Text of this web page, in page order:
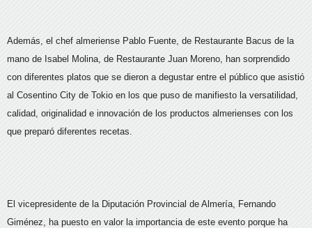
Además, el chef almeriense Pablo Fuente, de Restaurante Bacus de la
mano de Isabel Molina, de Restaurante Juan Moreno, han sorprendido
con diferentes platos que se dieron a degustar entre el público que asistió
al Cosentino City de Tokio en los que puso de manifiesto la versatilidad,
calidad, originalidad e innovación de los productos almerienses con los
que preparó diferentes recetas.
El vicepresidente de la Diputación Provincial de Almería, Fernando
Giménez, ha puesto en valor la importancia de este evento porque ha